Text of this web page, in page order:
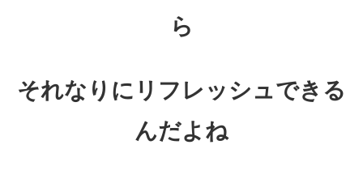
ら
それなりにリフレッシュできる
んだよね